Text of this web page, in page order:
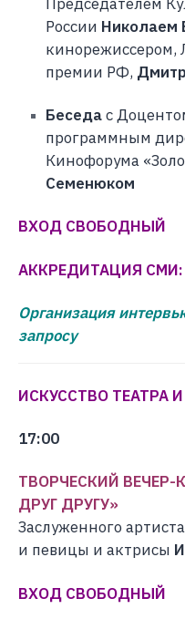
России Николаем
кинорежиссером,
премии РФ,
Беседас
программным
Кинофорума
Семенюком
ВХОД СВОБОДНЫЙ
АККРЕДИТАЦИЯ СМИ:
Организация
запросу
ИСКУССТВО ТЕАТРА
17:00
ТВОРЧЕСКИЙ ВЕЧЕР-
ДРУГ ДРУГУ»
Заслуженного
и певицы и актрисы
ВХОД СВОБОДНЫЙ